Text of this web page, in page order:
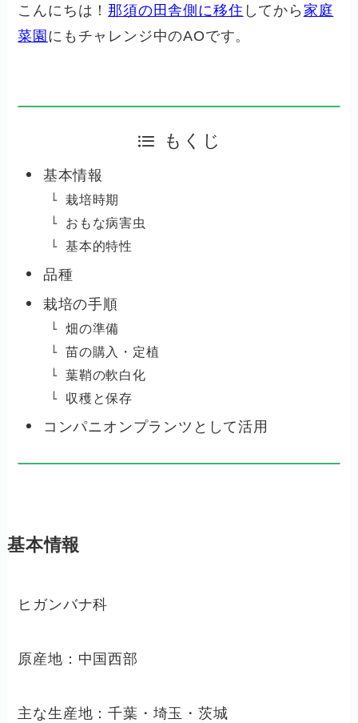
こんにちは！那須の田舎側に移住 してから 家庭
菜園 にもチャレンジ中のAOです。
もくじ
基本情報
栽培時期
おもな病害虫
基本的特性
品種
栽培の手順
畑の準備
苗の購入・定植
葉鞘の軟白化
収穫と保存
コンパニオンプランツとして活用
基本情報
ヒガンバナ科
原産地：中国西部
主な生産地：千葉・埼玉・茨城